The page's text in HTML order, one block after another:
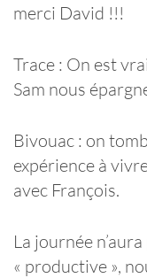
merci David !!!
Trace : On est
Sam nous
Bivouac : on
expérience à
avec François.
La journée
« productive »,